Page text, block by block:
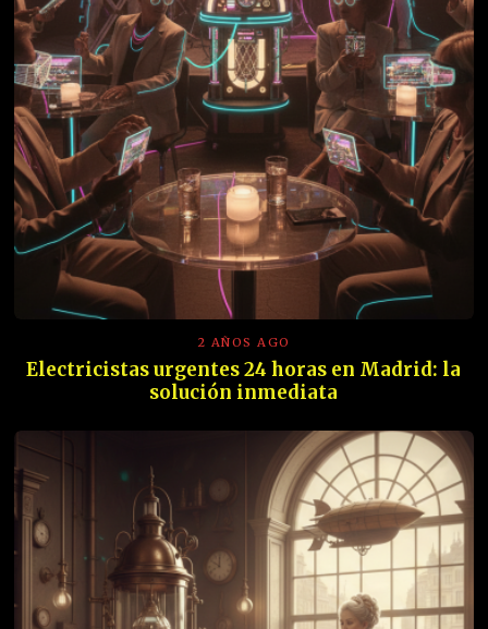
2 AÑOS AGO
Electricistas urgentes 24 horas en Madrid: la
solución inmediata